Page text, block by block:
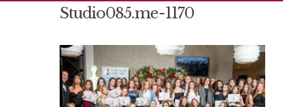
Studio085.me-1170